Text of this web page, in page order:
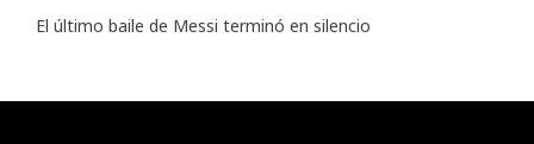
El último baile de Messi terminó en silencio